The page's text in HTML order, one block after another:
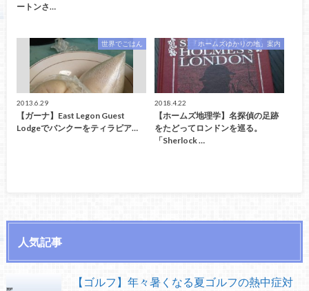
ートンさ…
世界でごはん
2013.6.29
【ガーナ】East Legon Guest
Lodgeでバンクーをティラピア…
「ホームズゆかりの地」案内
2018.4.22
【ホームズ地理学】名探偵の足跡
をたどってロンドンを巡る。
「Sherlock …
人気記事
【ゴルフ】年々暑くなる夏ゴルフの熱中症対